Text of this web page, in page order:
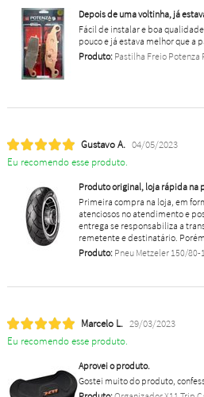
Depois de uma voltinha, já
Fácil de instalar e boa
pouco e já estava melhor que a
Produto:Pastilha Freio Potenza
Gustavo A. 04/05/2023
Eu recomendo esse produto.
Produto original, loja rápida na
Primeira compra na loja, em
atenciosos no atendimento e
entrega se responsabiliza a
remetente e destinatário.
Produto:Pneu Metzeler 150/80-
Marcelo L. 29/03/2023
Eu recomendo esse produto.
Aprovei o produto.
Gostei muito do produto,